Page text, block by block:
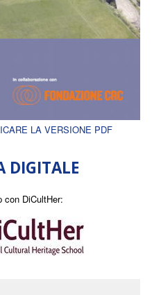
LA VERSIONE PDF
DIGITALE
con DiCultHer: